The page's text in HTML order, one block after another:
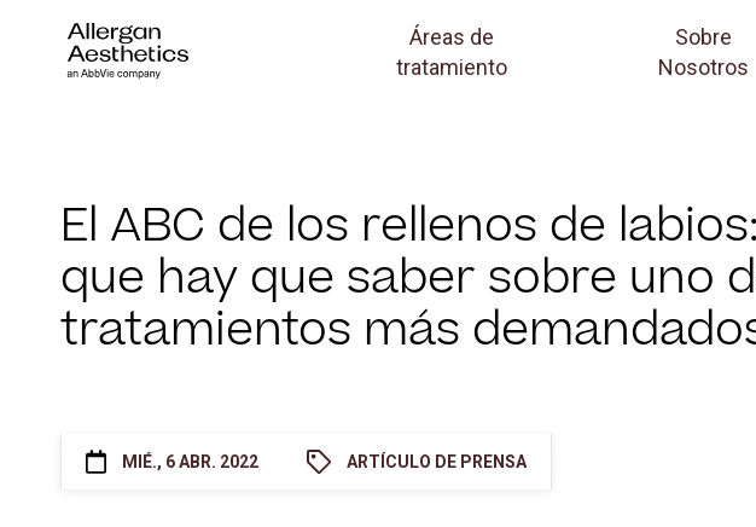
Áreas de
tratamiento
Sobre
Nosotros
El ABC de los rellenos de
que hay que saber sobre uno
tratamientos más
MIÉ., 6 ABR. 2022 ARTÍCULO DE PRENSA